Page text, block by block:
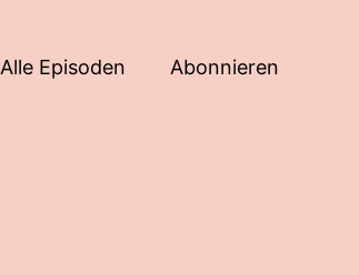
Alle Episoden Abonnieren